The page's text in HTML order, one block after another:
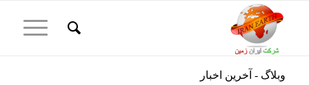
وبلاگ - آخرین اخبار